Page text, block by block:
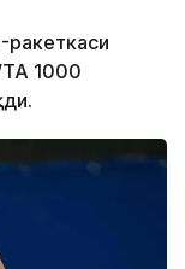
ракеткаси
1000